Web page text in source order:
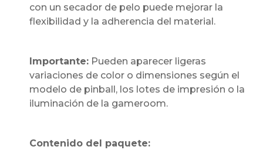
con un secador de pelo puede mejorar la
flexibilidad y la adherencia del material.
Importante: Pueden aparecer ligeras
variaciones de color o dimensiones según el
modelo de pinball, los lotes de impresión o la
iluminación de la gameroom.
Contenido del paquete: